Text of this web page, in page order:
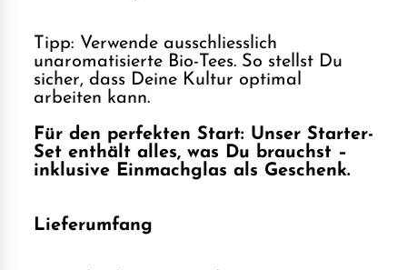
Tipp: Verwende ausschliesslich
unaromatisierte Bio-Tees. So stellst Du
sicher, dass Deine Kultur optimal
arbeiten kann.
Für den perfekten Start: Unser Starter-
Set enthält alles, was Du brauchst –
inklusive Einmachglas als Geschenk.
Lieferumfang